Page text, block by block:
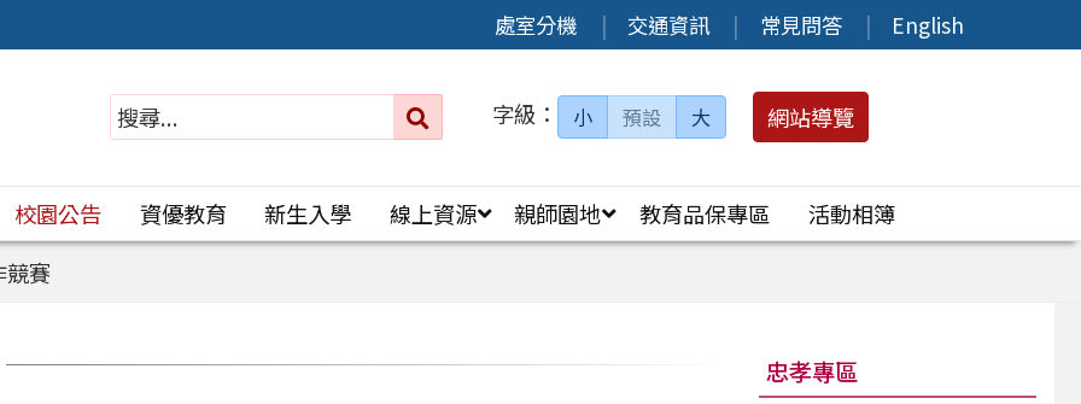
處室分機 交通資訊 常見問答 English
搜
字級： 小 預設 大 網站導覽
校園公告 資優教育 新生入學 線上資源 親師園地 教育品保專區
活動相簿
競賽
忠孝專區